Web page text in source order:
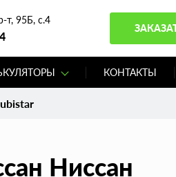
т, 95Б, с.4
КОНТАКТЫ
Ниссан